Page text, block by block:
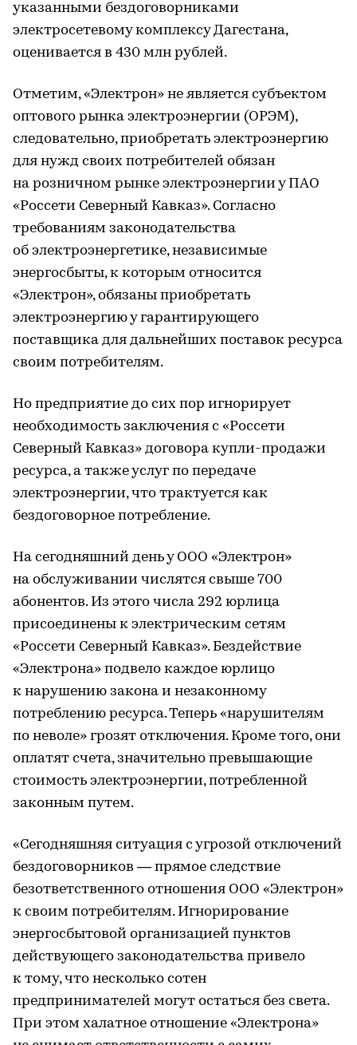
указанными бездоговорниками
электросетевому комплексу Дагестана,
оценивается в 430 млн рублей.
Отметим, «Электрон» не является субъектом
оптового рынка электроэнергии (ОРЭМ),
следовательно, приобретать электроэнергию
для нужд своих потребителей обязан
на розничном рынке электроэнергии у ПАО
«Россети Северный Кавказ». Согласно
требованиям законодательства
об электроэнергетике, независимые
энергосбыты, к которым относится
«Электрон», обязаны приобретать
электроэнергию у гарантирующего
поставщика для дальнейших поставок ресурса
своим потребителям.
Но предприятие до сих пор игнорирует
необходимость заключения с «Россети
Северный Кавказ» договора купли-продажи
ресурса, а также услуг по передаче
электроэнергии, что трактуется как
бездоговорное потребление.
На сегодняшний день у ООО «Электрон»
на обслуживании числятся свыше 700
абонентов. Из этого числа 292 юрлица
присоединены к электрическим сетям
«Россети Северный Кавказ». Бездействие
«Электрона» подвело каждое юрлицо
к нарушению закона и незаконному
потреблению ресурса. Теперь «нарушителям
по неволе» грозят отключения. Кроме того, они
оплатят счета, значительно превышающие
стоимость электроэнергии, потребленной
законным путем.
«Сегодняшняя ситуация с угрозой отключений
бездоговорников — прямое следствие
безответственного отношения ООО «Электрон»
к своим потребителям. Игнорирование
энергосбытовой организацией пунктов
действующего законодательства привело
к тому, что несколько сотен
предпринимателей могут остаться без света.
При этом халатное отношение «Электрона»